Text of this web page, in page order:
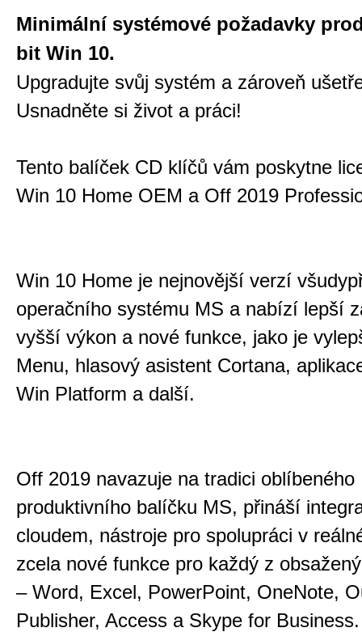
Minimální systémové požadavky
bit Win 10.
Upgradujte svůj systém a zároveň
Usnadněte si život a práci!
Tento balíček CD klíčů vám poskytne
Win 10 Home OEM a Off 2019
Win 10 Home je nejnovější verzí
operačního systému MS a nabízí lepší
vyšší výkon a nové funkce, jako je
Menu, hlasový asistent Cortana,
Win Platform a další.
Off 2019 navazuje na tradici oblíbeného
produktivního balíčku MS, přináší
cloudem, nástroje pro spolupráci v
zcela nové funkce pro každý z
– Word, Excel, PowerPoint, OneNote,
Publisher, Access a Skype for Business.